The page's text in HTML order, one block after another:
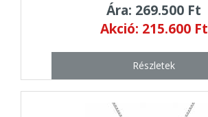
Ára: 269.500 Ft
Akció: 215.600 Ft
Részletek